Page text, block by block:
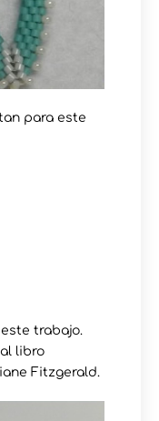
para este
trabajo.
libro
Fitzgerald.